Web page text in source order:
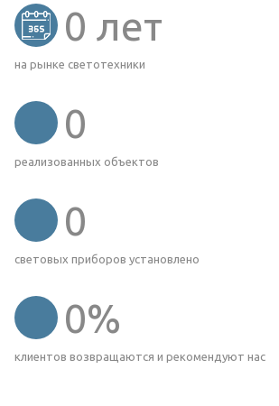
0 лет
на рынке светотехники
0
реализованных объектов
0
световых приборов установлено
0%
клиентов возвращаются и рекомендуют нас